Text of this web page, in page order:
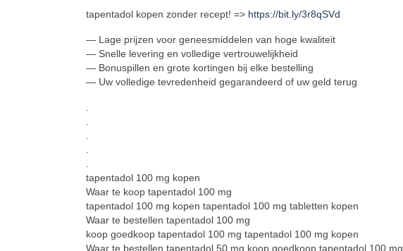
tapentadol kopen zonder recept! => https://bit.ly/3r8qSVd
— Lage prijzen voor geneesmiddelen van hoge kwaliteit
— Snelle levering en volledige vertrouwelijkheid
— Bonuspillen en grote kortingen bij elke bestelling
— Uw volledige tevredenheid gegarandeerd of uw geld terug
.
.
.
.
.
tapentadol 100 mg kopen
Waar te koop tapentadol 100 mg
tapentadol 100 mg kopen tapentadol 100 mg tabletten kopen
Waar te bestellen tapentadol 100 mg
koop goedkoop tapentadol 100 mg tapentadol 100 mg kopen
Waar te bestellen tapentadol 50 mg koop goedkoop tapentadol 100 mg